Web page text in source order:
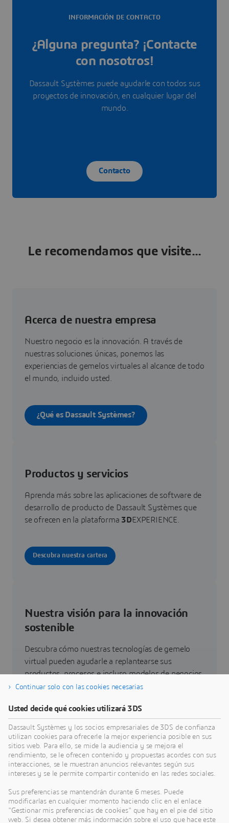
INFORMACIÓN DE CONTACTO
¿Alguna pregunta? ¡Contacte
con nosotros!
Dassault Systèmes puede ayudarle con todos sus
proyectos de innovación, en cualquier lugar del
mundo.
Contacto
Le recomendamos que visite...
Acerca de nuestra empresa
Nuestro negocio es la innovación. A través de
nuestras soluciones únicas, ponemos las
experiencias de gemelos virtuales al alcance de todo
el mundo, incluido usted.
¿Qué es Dassault Systèmes?
Productos y servicios
Aprenda más sobre las aplicaciones de software de
desarrollo de producto de Dassault Systèmes que
se ofrecen en la plataforma 3DEXPERIENCE.
Descubra nuestra cartera
Nuestra visión para la innovación
sostenible
Descubra cómo nuestras tecnologías de gemelo
virtual pueden ayudarle a replantearse sus
productos, procesos e incluso modelos de negocios
que permitan conseguir unas innovaciones
Ir a sostenibilidad
Últimas novedades
Acceso a todas las notas de prensa y recursos de
Continuar solo con las cookies necesarias
Usted decide qué cookies utilizará 3DS
Dassault Systèmes y los socios empresariales de 3DS de confianza
utilizan cookies para ofrecerle la mejor experiencia posible en sus
sitios web. Para ello, se mide la audiencia y se mejora el
rendimiento, se le ofrecen contenido y propuestas acordes con sus
interacciones, se le muestran anuncios relevantes según sus
intereses y se le permite compartir contenido en las redes sociales.
Sus preferencias se mantendrán durante 6 meses. Puede
modificarlas en cualquier momento haciendo clic en el enlace
"Gestionar mis preferencias de cookies" que hay en el pie del sitio
web. Si desea obtener más indormación sobre el uso que hace este